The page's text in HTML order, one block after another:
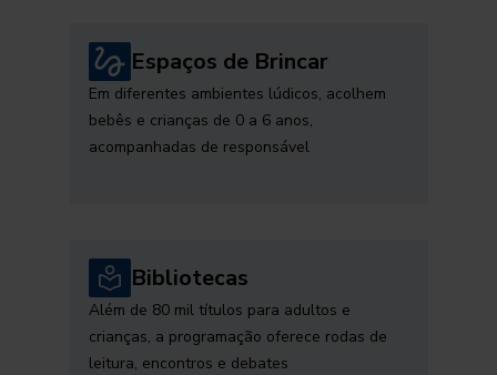
Espaços de Brincar
Em diferentes ambientes lúdicos, acolhem
bebês e crianças de 0 a 6 anos,
acompanhadas de responsável
Bibliotecas
Além de 80 mil títulos para adultos e
crianças, a programação oferece rodas de
leitura, encontros e debates